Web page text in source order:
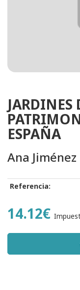
JARDINES
ESPAÑA
Ana Jiménez
Referencia:
14.12€